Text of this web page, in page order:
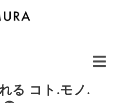
る コト.モノ.